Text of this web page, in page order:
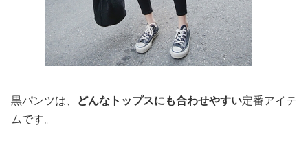
黒パンツは、 どんなトップスにも合わせやすい定番アイテ
ムです。